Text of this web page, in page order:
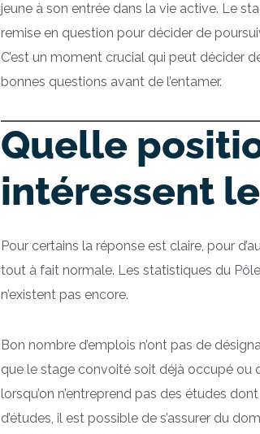
jeune à son entrée dans la vie active. Le
remise en question pour décider de
C’est un moment crucial qui peut décider
bonnes questions avant de l’entamer.
Quelle
intéressent
Pour certains la réponse est claire, pour
tout à fait normale. Les statistiques du
n’existent pas encore.
Bon nombre d’emplois n’ont pas de
que le stage convoité soit déjà occupé ou
lorsqu’on n’entreprend pas des études
d’études, il est possible de s’assurer du